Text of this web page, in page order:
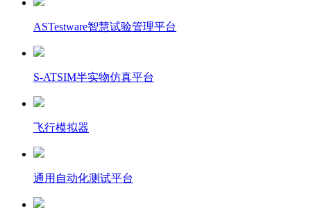
ASTestware智慧试验管理平台
S-ATSIM半实物仿真平台
飞行模拟器
通用自动化测试平台